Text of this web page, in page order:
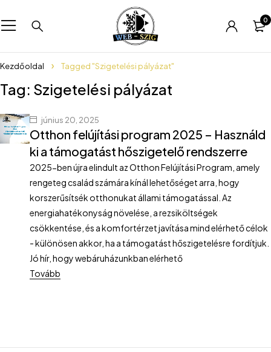
0
Kezdőoldal Tagged "Szigetelési pályázat"
Tag: Szigetelési pályázat
június 20, 2025
Otthon felújítási program 2025 – Használd
ki a támogatást hőszigetelő rendszerre
2025-ben újra elindult az Otthon Felújítási Program, amely
rengeteg család számára kínál lehetőséget arra, hogy
korszerűsítsék otthonukat állami támogatással. Az
energiahatékonyság növelése, a rezsiköltségek
csökkentése, és a komfortérzet javítása mind elérhető célok
- különösen akkor, ha a támogatást hőszigetelésre fordítjuk.
Jó hír, hogy webáruházunkban elérhető
Tovább